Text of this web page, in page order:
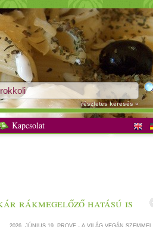
részletes keresés »
Kapcsolat
rákmegelőző hatású is
2026. JÚNIUS 19. PROVE - A VILÁG VEGÁN SZEMMEL